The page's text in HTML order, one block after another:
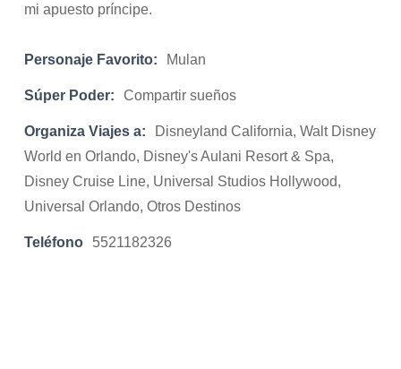
mi apuesto príncipe.
Personaje Favorito: Mulan
Súper Poder: Compartir sueños
Organiza Viajes a:
Disneyland California, Walt Disney
World en Orlando, Disney's Aulani Resort & Spa,
Disney Cruise Line, Universal Studios Hollywood,
Universal Orlando, Otros Destinos
Teléfono 5521182326